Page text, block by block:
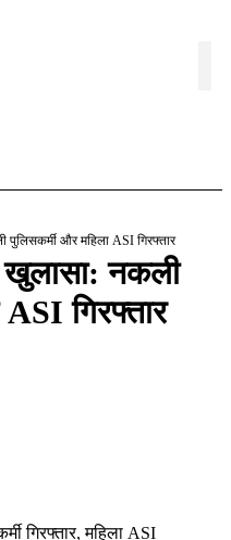
और महिला ASI गिरफ्तार
खुलासा: नकली
गिरफ्तार